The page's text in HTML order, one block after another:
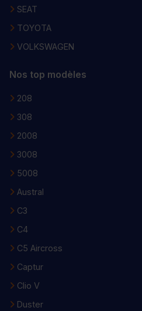
SEAT
TOYOTA
VOLKSWAGEN
Nos top modèles
208
308
2008
3008
5008
Austral
C3
C4
C5 Aircross
Captur
Clio V
Duster